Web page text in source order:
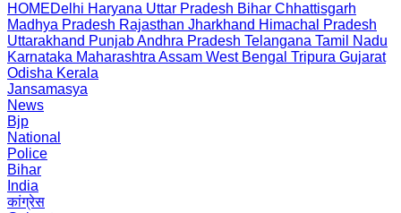
HOMEDelhi Haryana Uttar Pradesh Bihar Chhattisgarh
Madhya Pradesh Rajasthan Jharkhand Himachal Pradesh
Uttarakhand PunjabAndhra Pradesh Telangana Tamil Nadu
Karnataka Maharashtra Assam West Bengal Tripura Gujarat
Odisha Kerala
Jansamasya
News
Bjp
National
Police
Bihar
India
कांग्रेस